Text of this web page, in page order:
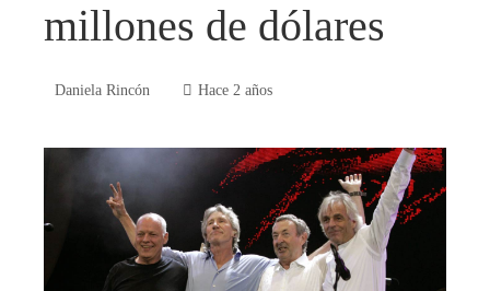
millones de dólares
Daniela Rincón Hace 2 años